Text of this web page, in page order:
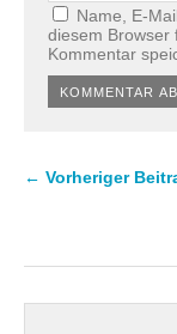
Name, E-
diesem Browser
Kommentar
← Vorheriger